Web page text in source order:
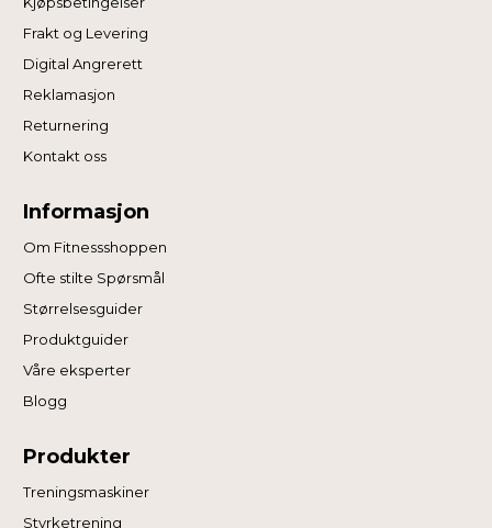
Frakt og Levering
Digital Angrerett
Reklamasjon
Returnering
Kontakt oss
Informasjon
Om Fitnessshoppen
Ofte stilte Spørsmål
Størrelsesguider
Produktguider
Våre eksperter
Blogg
Produkter
Treningsmaskiner
Styrketrening